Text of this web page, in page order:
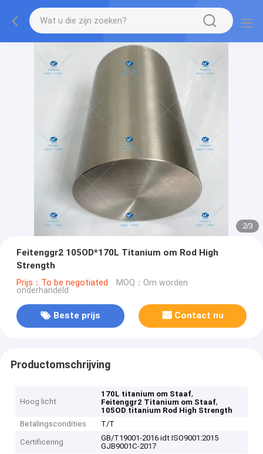
2/3
Feitenggr2 105OD*170L Titanium om Rod High
Strength
Prijs：To be negotiated MOQ：Om worden
onderhandeld
Beste prijs Contact nu
Productomschrijving
Hoog licht
170L titanium om Staaf,
Feitenggr2 Titanium om Staaf,
105OD titanium Rod High Strength
Betalingscondities
T/T
Certificering
GB/T19001-2016 idt ISO9001:2015
GJB9001C-2017